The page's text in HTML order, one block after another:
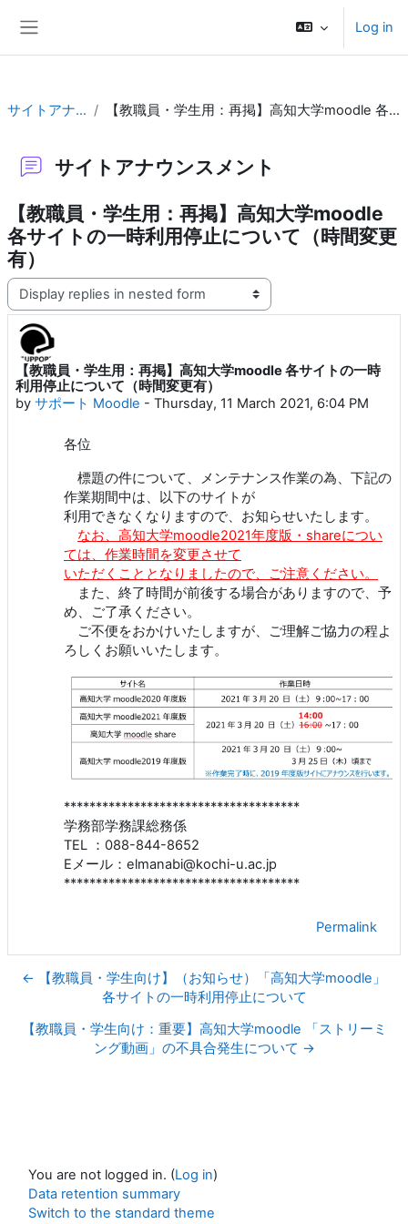
Log in
サイトアナウンスメント 【教職員・学生用：再掲】高知大学moodle 各サイトの一時利用停止について（時間変更有）
サイトアナウンスメント
【教職員・学生用：再掲】高知大学moodle
各サイトの一時利用停止について（時間変更
有）
Display mode
【教職員・学生用：再掲】高知大学moodle 各サイトの一時
利用停止について（時間変更有）
by サポート Moodle - Thursday, 11 March 2021, 6:04 PM
Number of replies: 0
各位
標題の件について、メンテナンス作業の為、下記の
作業期間中は、以下のサイトが
利用できなくなりますので、お知らせいたします。
なお、高知大学moodle2021年度版・shareについ
ては、作業時間を変更させて
いただくこととなりましたので、ご注意ください。
また、終了時間が前後する場合がありますので、予
め、ご了承ください。
ご不便をおかけいたしますが、ご理解ご協力の程よ
ろしくお願いいたします。
*************************************
学務部学務課総務係
TEL ：088-844-8652
Eメール：elmanabi@kochi-u.ac.jp
*************************************
Permalink
← 【教職員・学生向け】（お知らせ）「高知大学moodle」
各サイトの一時利用停止について
【教職員・学生向け：重要】高知大学moodle 「ストリーミ
ング動画」の不具合発生について →
You are not logged in. (Log in)
Data retention summary
Switch to the standard theme